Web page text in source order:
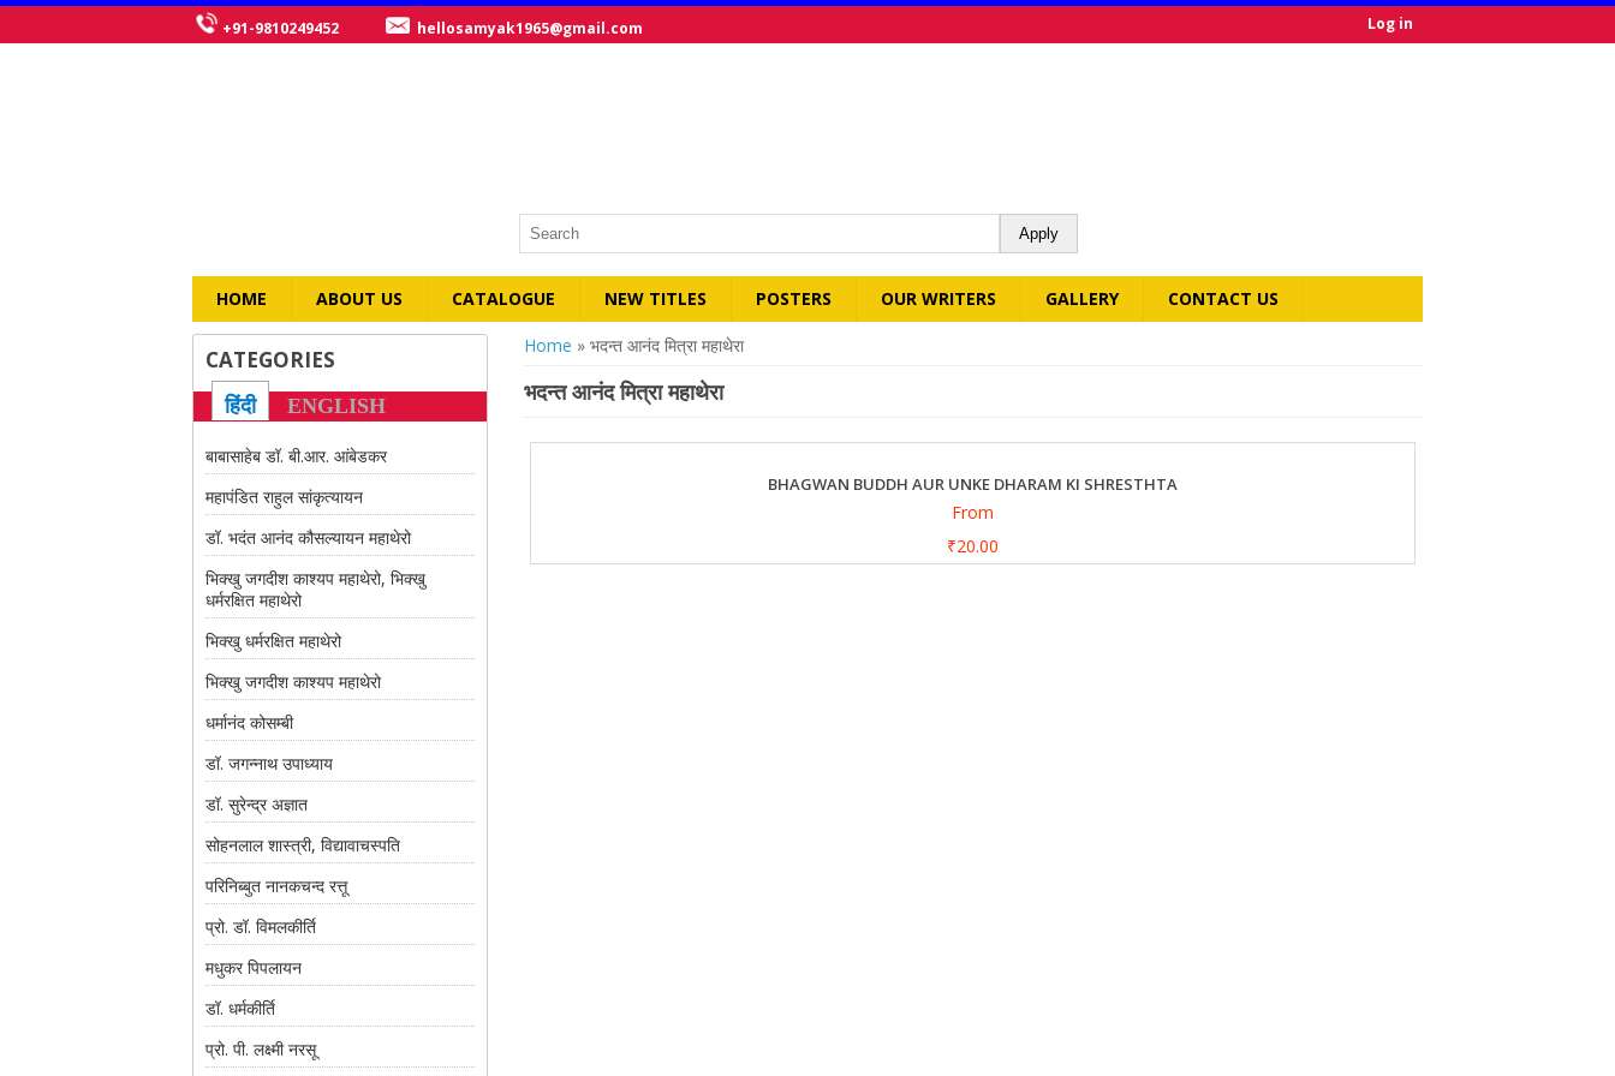
+91-9810249452 hellosamyak1965@gmail.com Log in
HOME ABOUT US CATALOGUE NEW TITLES POSTERS OUR WRITERS GALLERY CONTACT US
You are here
Home » भदन्त आनंद मित्रा महाथेरा
भदन्त आनंद मित्रा महाथेरा
BHAGWAN BUDDH AUR UNKE DHARAM KI SHRESTHTA
From
₹20.00
CATEGORIES
हिंदी ENGLISH
बाबासाहेब डॉ. बी.आर. आंबेडकर
महापंडित राहुल सांकृत्यायन
डॉ. भदंत आनंद कौसल्यायन महाथेरो
भिक्खु जगदीश काश्यप महाथेरो, भिक्खु
धर्मरक्षित महाथेरो
भिक्खु धर्मरक्षित महाथेरो
भिक्खु जगदीश काश्यप महाथेरो
धर्मानंद कोसम्बी
डॉ. जगन्नाथ उपाध्याय
डॉ. सुरेन्द्र अज्ञात
सोहनलाल शास्त्री, विद्यावाचस्पति
परिनिब्बुत नानकचन्द रत्तू
प्रो. डॉ. विमलकीर्ति
मधुकर पिपलायन
डॉ. धर्मकीर्ति
प्रो. पी. लक्ष्मी नरसू